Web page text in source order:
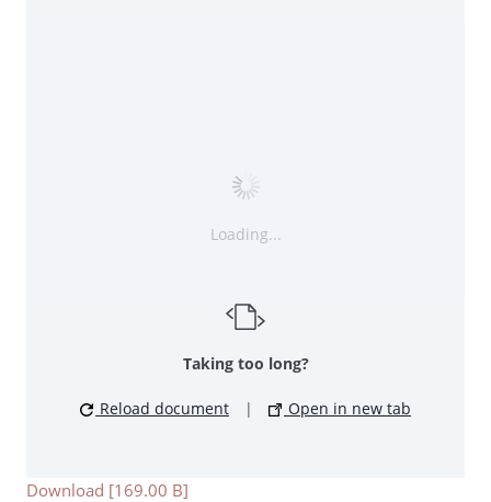
Loading...
Taking too long?
Reload document | Open in new tab
Download [169.00 B]